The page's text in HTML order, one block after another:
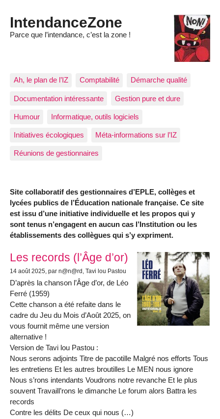
IntendanceZone
Parce que l’intendance, c’est la zone !
Ah, le plan de l’IZ Comptabilité Démarche qualité
Documentation intéressante Gestion pure et dure
Humour Informatique, outils logiciels
Initiatives écologiques Méta-informations sur l’IZ
Réunions de gestionnaires
Site collaboratif des gestionnaires d’EPLE, collèges et
lycées publics de l’Éducation nationale française. Ce site
est issu d’une initiative individuelle et les propos qui y
sont tenus n’engagent en aucun cas l’Institution ou les
établissements des collègues qui s’y expriment.
Articles les plus récents
Les records (l’Âge d’or)
14 août 2025 , par n@n@rd, Tavi lou Pastou
D’après la chanson l’Âge d’or, de Léo
Ferré (1959)
Cette chanson a été refaite dans le
cadre du Jeu du Mois d’Août 2025, on
vous fournit même une version
alternative !
Version de Tavi lou Pastou :
Nous serons adjoints Titre de pacotille Malgré nos efforts Tous
les entretiens Et les autres broutilles Le MEN nous ignore
Nous s’rons intendants Voudrons notre revanche Et le plus
souvent Travaill’rons le dimanche Le forum alors Battra les
records
Contre les délits De ceux qui nous (…)